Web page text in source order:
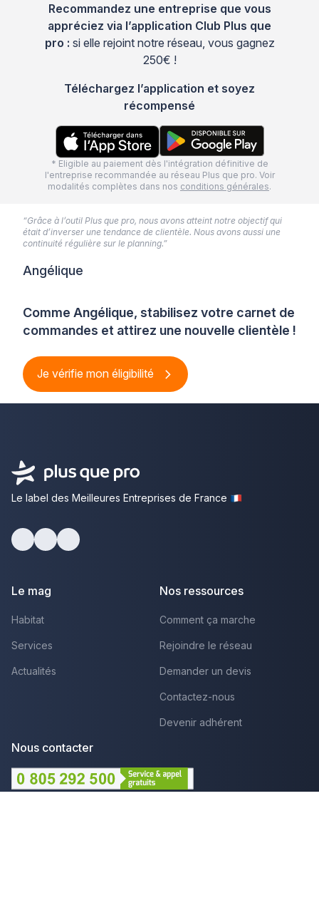
Recommandez une entreprise que vous
appréciez via l’application Club Plus que
pro : si elle rejoint notre réseau, vous gagnez
250€ !
Téléchargez l’application et soyez
récompensé
* Eligible au paiement dès l'intégration définitive de
l'entreprise recommandée au réseau Plus que pro. Voir
modalités complètes dans nos conditions générales.
Comme Angélique, stabilisez votre carnet de
commandes et attirez une nouvelle clientèle !
Je vérifie mon éligibilité
“Grâce à l’outil Plus que pro, nous avons atteint notre objectif qui
était d’inverser une tendance de clientèle. Nous avons aussi une
continuité régulière sur le planning.”
Angélique
Le label des Meilleures Entreprises de France
Le mag
Habitat
Services
Actualités
Nos ressources
Comment ça marche
Rejoindre le réseau
Demander un devis
Contactez-nous
Devenir adhérent
Nous contacter